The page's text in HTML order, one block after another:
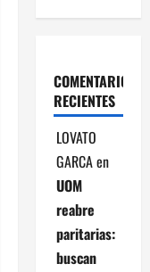
COMENTARIOS
RECIENTES
LOVATO
GARCAen
UOM
reabre
paritarias:
buscan